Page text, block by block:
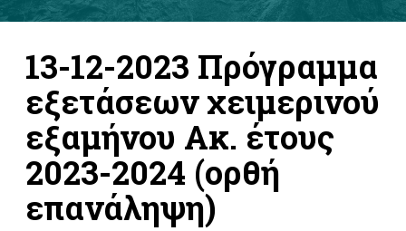
13-12-2023 Πρόγραμμα
εξετάσεων χειμερινού
εξαμήνου Ακ. έτους
2023-2024 (ορθή
επανάληψη)